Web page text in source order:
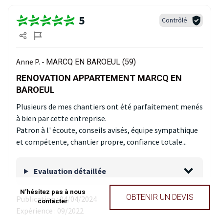
N'hésitez pas à nous
contacter
OBTENIR UN DEVIS
5 Contrôlé
Anne P. - MARCQ EN BAROEUL (59)
RENOVATION APPARTEMENT MARCQ EN
BAROEUL
Plusieurs de mes chantiers ont été parfaitement menés
à bien par cette entreprise.
Patron à l' écoute, conseils avisés, équipe sympathique
et compétente, chantier propre, confiance totale...
Evaluation détaillée
Publication :04/04/2024
Expérience : 09/2022